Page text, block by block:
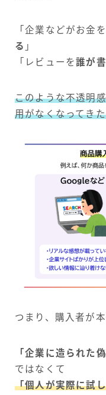
「企業などがお金
る 」
「レビューを誰が
このような不透明
用がなくなってき
つまり、購入者が
「企業に造られた
ではなくて
「個人が実際に試